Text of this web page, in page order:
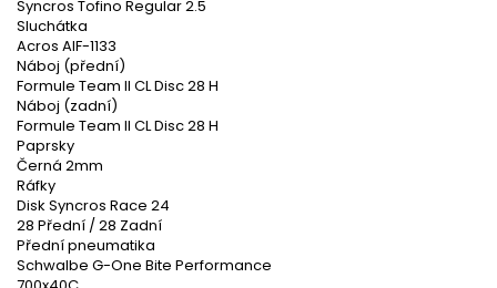
Syncros Tofino Regular 2.5
Sluchátka
Acros AIF-1133
Náboj (přední)
Formule Team II CL Disc 28 H
Náboj (zadní)
Formule Team II CL Disc 28 H
Paprsky
Černá 2mm
Ráfky
Disk Syncros Race 24
28 Přední / 28 Zadní
Přední pneumatika
Schwalbe G-One Bite Performance